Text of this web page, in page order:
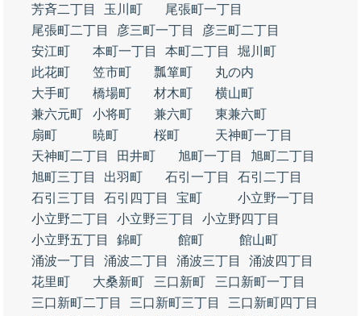
芳斉二丁目
玉川町
尾張町一丁目
尾張町二丁目
彦三町一丁目
彦三町二丁目
安江町
本町一丁目 本町二丁目
堀川町
此花町
笠市町 瓢箪町
丸の内
大手町
橋場町 材木町
横山町
兼六元町
小将町 兼六町
東兼六町
扇町
暁町 桜町
天神町一丁目
天神町二丁目
田井町 旭町一丁目
旭町二丁目
旭町三丁目
出羽町 石引一丁目
石引二丁目
石引三丁目
石引四丁目 宝町
小立野一丁目
小立野二丁目
小立野三丁目
小立野四丁目
小立野五丁目
錦町 館町
館山町
涌波一丁目
涌波二丁目 涌波三丁目
涌波四丁目
花里町
大桑新町 三口新町
三口新町一丁目
三口新町二丁目
三口新町三丁目
三口新町四丁目